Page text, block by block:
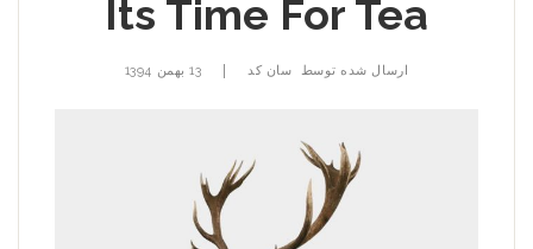
Its Time For Tea
ارسال شده توسط سان کد 13 بهمن 1394